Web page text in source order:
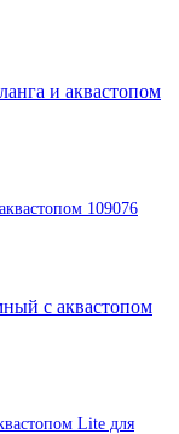
109076
Lite для